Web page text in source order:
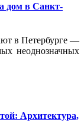
дом в Санкт-
в Петербурге —
неоднозначных
Архитектура,